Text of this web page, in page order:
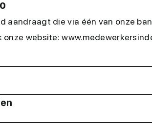
aandraagt die via één van onze
onze website: